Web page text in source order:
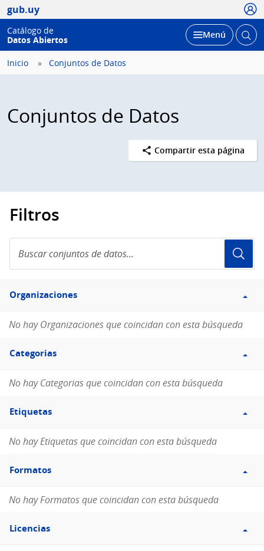
gub.uy
Catálogo de
Datos Abiertos
Desplegar
Menú Abrir
Inicio Conjuntos de Datos
Conjuntos de Datos
Compartir esta página
Filtros
conjuntos
de
Filtro
Organizaciones
Organizaciones
No hay Organizaciones que coincidan con esta búsqueda
Filtro
Categorias
Categorias
No hay Categorias que coincidan con esta búsqueda
Filtro
Etiquetas
Etiquetas
No hay Etiquetas que coincidan con esta búsqueda
Filtro
Formatos
Formatos
No hay Formatos que coincidan con esta búsqueda
Filtro
Licencias
Licencias